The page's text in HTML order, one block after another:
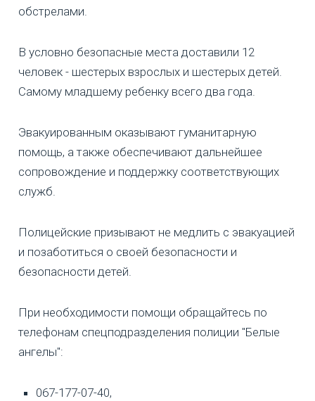
обстрелами.
В условно безопасные места доставили 12
человек - шестерых взрослых и шестерых детей.
Самому младшему ребенку всего два года.
Эвакуированным оказывают гуманитарную
помощь, а также обеспечивают дальнейшее
сопровождение и поддержку соответствующих
служб.
Полицейские призывают не медлить с эвакуацией
и позаботиться о своей безопасности и
безопасности детей.
При необходимости помощи обращайтесь по
телефонам спецподразделения полиции "Белые
ангелы":
067-177-07-40,